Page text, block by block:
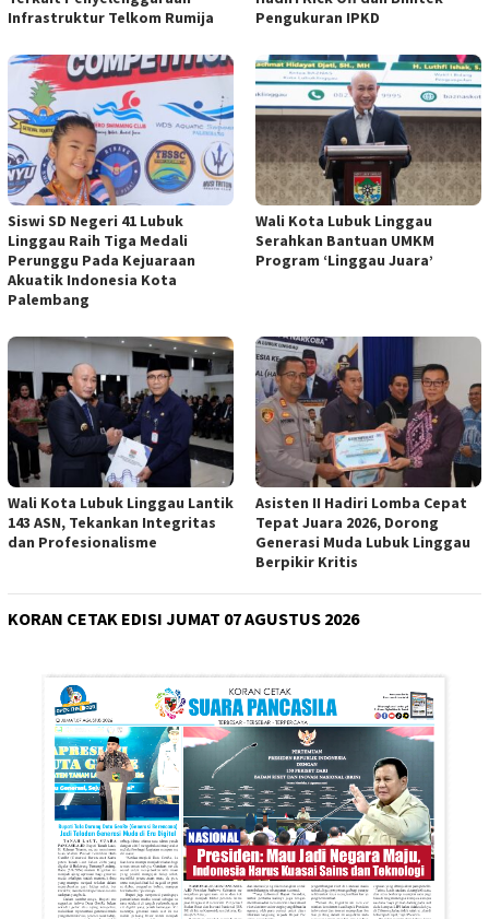
Infrastruktur Telkom Rumija
Pengukuran IPKD
Siswi SD Negeri 41 Lubuk
Linggau Raih Tiga Medali
Perunggu Pada Kejuaraan
Akuatik Indonesia Kota
Palembang
Wali Kota Lubuk Linggau
Serahkan Bantuan UMKM
Program ‘Linggau Juara’
Wali Kota Lubuk Linggau Lantik
143 ASN, Tekankan Integritas
dan Profesionalisme
Asisten II Hadiri Lomba Cepat
Tepat Juara 2026, Dorong
Generasi Muda Lubuk Linggau
Berpikir Kritis
KORAN CETAK EDISI JUMAT 07 AGUSTUS 2026